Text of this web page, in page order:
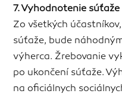
7. Vyhodnotenie súťaže
Zo všetkých
súťaže, bude
výherca. Žrebovanie
po ukončení súťaže.
na oficiálnych